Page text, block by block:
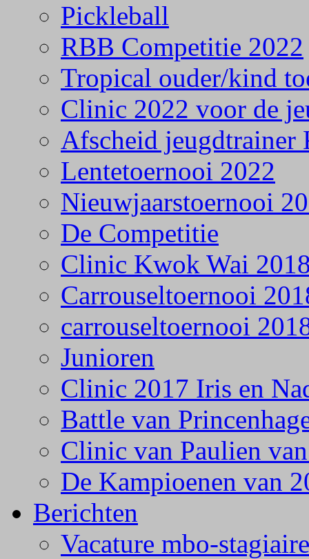
Pickleball
RBB Competitie 2022
Tropical ouder/kind
Clinic 2022 voor de
Afscheid jeugdtrainer
Lentetoernooi 2022
Nieuwjaarstoernooi
De Competitie
Clinic Kwok Wai
Carrouseltoernooi
carrouseltoernooi
Junioren
Clinic 2017 Iris en
Battle van
Clinic van Paulien
De Kampioenen van
Berichten
Vacature mbo-stagiaire